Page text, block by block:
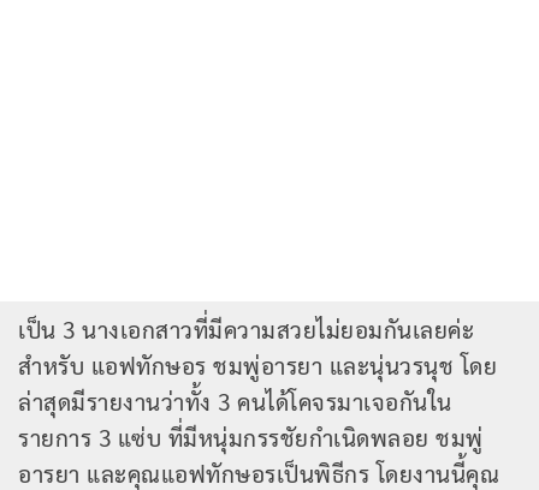
เป็น 3 นางเอกสาวที่มีความสวยไม่ยอมกันเลยค่ะ
สำหรับ แอฟทักษอร ชมพู่อารยา และนุ่นวรนุช โดย
ล่าสุดมีรายงานว่าทั้ง 3 คนได้โคจรมาเจอกันใน
รายการ 3 แซ่บ ที่มีหนุ่มกรรชัยกำเนิดพลอย ชมพู่
อารยา และคุณแอฟทักษอรเป็นพิธีกร โดยงานนี้คุณ